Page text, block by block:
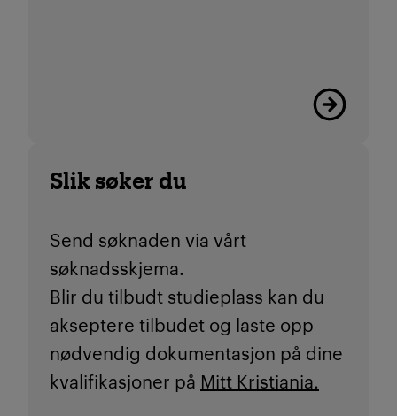
Viktige
Slik søker du
Send søknaden via vårt
søknadsskjema.
Blir du tilbudt studieplass kan du
akseptere tilbudet og laste opp
nødvendig dokumentasjon på dine
kvalifikasjoner på Mitt Kristiania.